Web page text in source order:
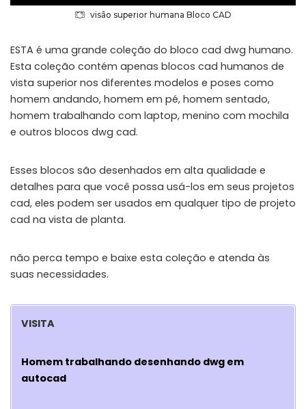
visão superior humana Bloco CAD
ESTA é uma grande coleção do bloco cad dwg humano.
Esta coleção contém apenas blocos cad humanos de
vista superior nos diferentes modelos e poses como
homem andando, homem em pé, homem sentado,
homem trabalhando com laptop, menino com mochila
e outros blocos dwg cad.
Esses blocos são desenhados em alta qualidade e
detalhes para que você possa usá-los em seus projetos
cad, eles podem ser usados em qualquer tipo de projeto
cad na vista de planta.
não perca tempo e baixe esta coleção e atenda às
suas necessidades.
VISITA
Homem trabalhando desenhando dwg em
autocad